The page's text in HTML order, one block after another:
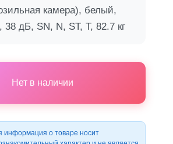
камера), белый,
38 дБ, SN, N, ST, T, 82.7 кг
Нет в наличии
информация о товаре носит